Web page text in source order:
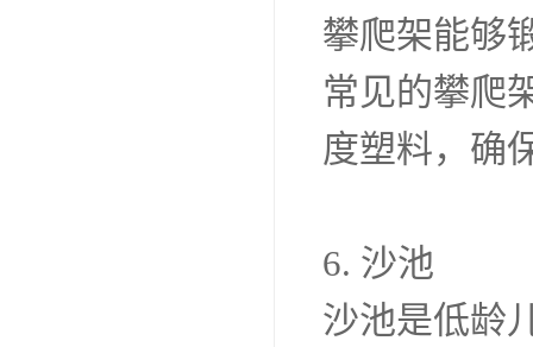
攀爬架能够
常见的攀爬
度塑料，确
6. 沙池
沙池是低龄